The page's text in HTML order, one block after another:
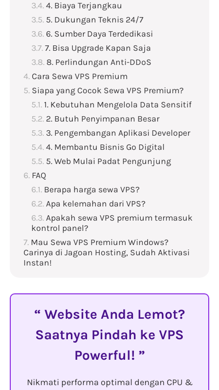
4. Biaya Terjangkau
5. Dukungan Teknis 24/7
6. Sumber Daya Terdedikasi
7. Bisa Upgrade Kapan Saja
8. Perlindungan Anti-DDoS
Cara Sewa VPS Premium
Siapa yang Cocok Sewa VPS Premium?
1. Kebutuhan Mengelola Data Sensitif
2. Butuh Penyimpanan Besar
3. Pengembangan Aplikasi Developer
4. Membantu Bisnis Go Digital
5. Web Mulai Padat Pengunjung
FAQ
Berapa harga sewa VPS?
Apa kelemahan dari VPS?
Apakah sewa VPS premium termasuk
kontrol panel?
Mau Sewa VPS Premium Windows?
Carinya di Jagoan Hosting, Sudah Aktivasi
Instan!
Website Anda Lemot?
Saatnya Pindah ke VPS
Powerful!
Nikmati performa optimal dengan CPU &